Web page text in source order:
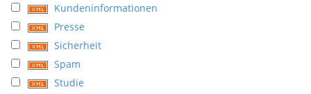
Kundeninformationen
Presse
Sicherheit
Spam
Studie